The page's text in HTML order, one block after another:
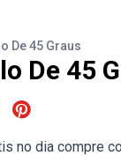
De 45 Graus
De 45
no dia compre